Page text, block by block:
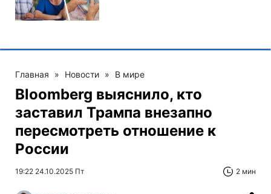
Главная » Новости » В мире
Bloomberg выяснило, кто
заставил Трампа внезапно
пересмотреть отношение к
России
19:22 24.10.2025 Пт 2 мин